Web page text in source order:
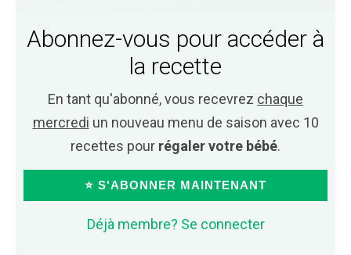
Abonnez-vous pour accéder à
la recette
En tant qu'abonné, vous recevrez chaque
mercredi un nouveau menu de saison avec 10
recettes pour régaler votre bébé.
⭐ S'ABONNER MAINTENANT
Déjà membre? Se connecter